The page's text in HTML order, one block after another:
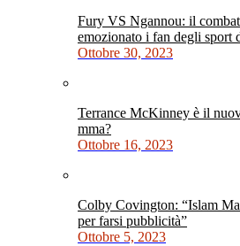
Fury VS Ngannou: il
emozionato i fan degli sport
Ottobre 30, 2023
Terrance McKinney è il
mma?
Ottobre 16, 2023
Colby Covington: “Islam
per farsi pubblicità”
Ottobre 5, 2023